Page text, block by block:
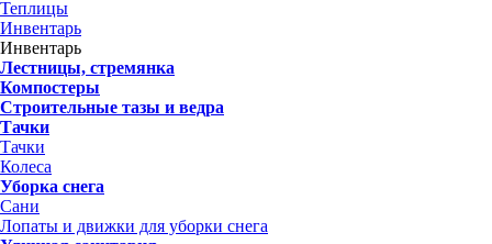
Теплицы
Инвентарь
Инвентарь
Лестницы, стремянка
Компостеры
Строительные тазы и ведра
Тачки
Тачки
Колеса
Уборка снега
Сани
Лопаты и движки для уборки снега